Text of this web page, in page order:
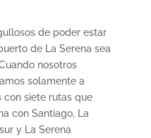
de poder estar
de La Serena sea
nosotros
solamente a
con siete rutas que
con Santiago, La
y La Serena